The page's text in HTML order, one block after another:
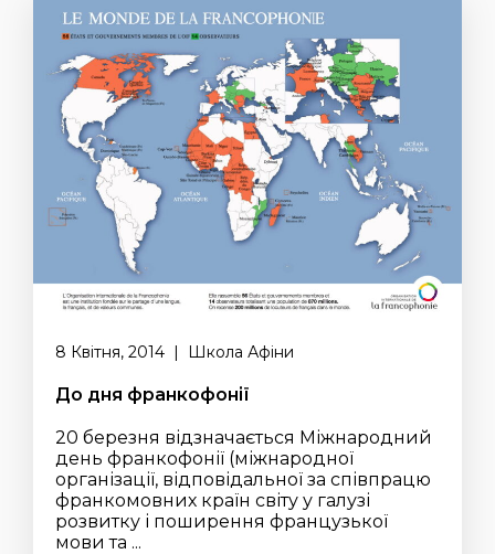
8 Квітня, 2014 | Школа Афіни
До дня франкофонії
20 березня відзначається Міжнародний
день франкофонії (міжнародної
організації, відповідальної за співпрацю
франкомовних країн світу у галузі
розвитку і поширення французької
мови та ...